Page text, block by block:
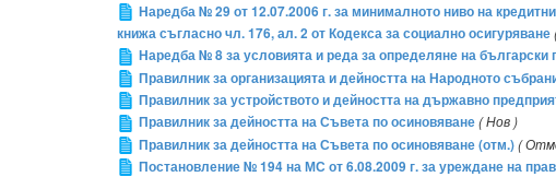
Наредба № 29 от 12.07.2006 г. за минималното ниво на
книжа съгласно чл. 176, ал. 2 от Кодекса за социално осигуряване
Наредба № 8 за условията и реда за определяне на
Правилник за организацията и дейността на Народното
Правилник за устройството и дейността на държавно
Правилник за дейността на Съвета по осиновяване( Нов )
Правилник за дейността на Съвета по осиновяване (отм.)(
Постановление № 194 на МС от 6.08.2009 г. за уреждане на